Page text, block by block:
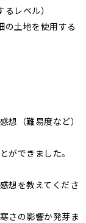
レベル）
土地を使用する
想（難易度など）
ができました。
想を教えてくださ
さの影響か発芽ま